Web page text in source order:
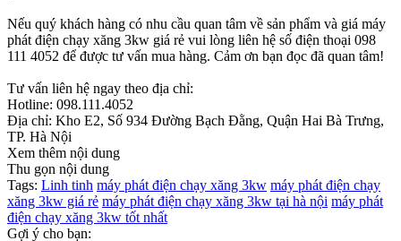
Nếu quý khách hàng có nhu cầu quan tâm về sản phẩm và giá máy
phát điện chạy xăng 3kw giá rẻ vui lòng liên hệ số điện thoại 098
111 4052 để được tư vấn mua hàng. Cảm ơn bạn đọc đã quan tâm!
Tư vấn liên hệ ngay theo địa chỉ:
Hotline: 098.111.4052
Địa chỉ: Kho E2, Số 934 Đường Bạch Đằng, Quận Hai Bà Trưng,
TP. Hà Nội
Xem thêm nội dung
Thu gọn nội dung
Tags: Linh tinh máy phát điện chạy xăng 3kw máy phát điện chạy
xăng 3kw giá rẻ máy phát điện chạy xăng 3kw tại hà nội máy phát
điện chạy xăng 3kw tốt nhất
Gợi ý cho bạn: